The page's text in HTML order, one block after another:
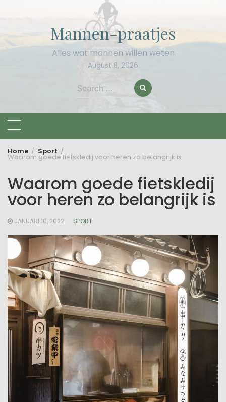
Mannen-praatjes
Alles wat mannen willen weten
August 8, 2026
Search
Home Sport
Waarom goede fietskledij voor heren zo belangrijk is
Waarom goede fietskledij
voor heren zo belangrijk is
JANUARI 10, 2022 SPORT